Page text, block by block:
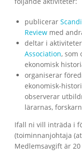
publicerar
Review med
deltar i
Association, som
ekonomisk
organiserar
ekonomisk-
observerar
lärarnas,
Ifall ni vill inträda i
(toiminnanjohtaja
Medlemsavgift är